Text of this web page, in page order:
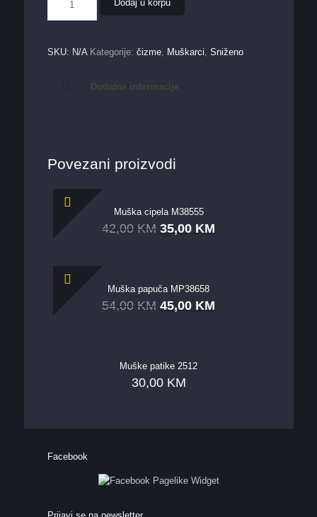
čizma
0168-
količina
Dodaj u korpu
SKU: N/A Kategorije: čizme, Muškarci Sniženo
Dodatne informacije
Povezani proizvodi
Muška cipela M38555
42,00 KM 35,00 KM
Muška papuča MP38658
54,00 KM 45,00 KM
Muške patike 2512
30,00 KM
Facebook